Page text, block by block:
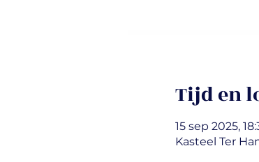
Tijd en
15 sep 2025,
Kasteel Ter